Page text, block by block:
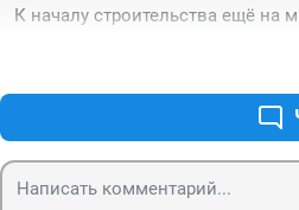
К началу строительства ещё на